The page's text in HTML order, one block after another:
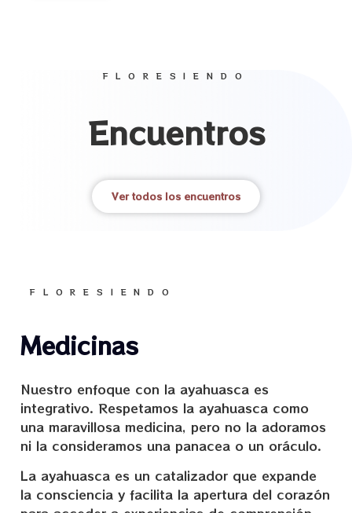
FLORESIENDO
Encuentros
Ver todos los encuentros
FLORESIENDO
Medicinas
Nuestro enfoque con la ayahuasca es
integrativo. Respetamos la ayahuasca como
una maravillosa medicina, pero no la adoramos
ni la consideramos una panacea o un oráculo.
La ayahuasca es un catalizador que expande
la consciencia y facilita la apertura del corazón